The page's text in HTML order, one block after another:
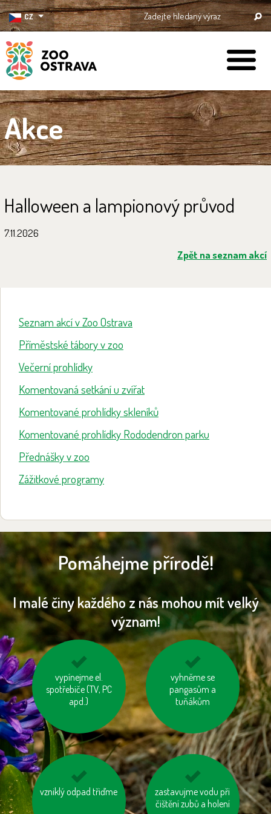
CZ
ZOO Ostrava
Akce
Halloween a lampionový průvod
7.11.2026
Zpět na seznam akcí
Seznam akcí v Zoo Ostrava
Příměstské tábory v zoo
Večerní prohlídky
Komentovaná setkání u zvířat
Komentované prohlídky skleníků
Komentované prohlídky Rododendron parku
Přednášky v zoo
Zážitkové programy
Pomáhejme přírodě!
I malé činy každého z nás mohou mít velký
význam!
vypínejme el.
spotřebiče (TV, PC
apd.)
kupujme místní
výrobky
vyhněme se
pangasům a
tuňákům
zvažme, jestli
potřebujeme každý
rok nový mobil, tablet
vzniklý odpad třiďme
zatepleme si dům
zastavujme vodu při
čištění zubů a holení
používejme úsporné
baterie